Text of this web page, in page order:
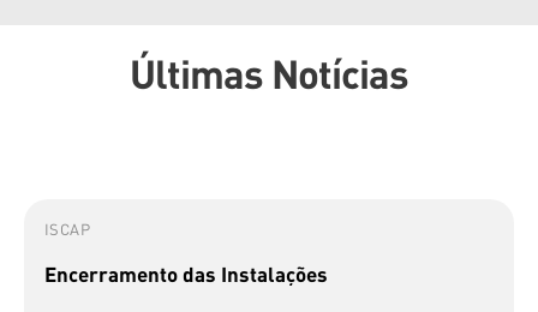
Últimas Notícias
ISCAP
Encerramento das Instalações